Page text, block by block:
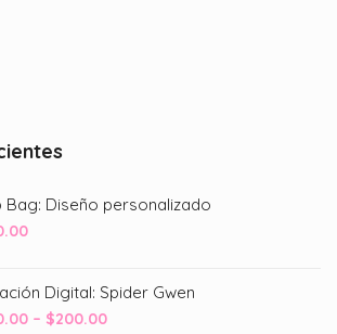
Bag: Diseño personalizado
Digital: Spider Gwen
– $200.00Price